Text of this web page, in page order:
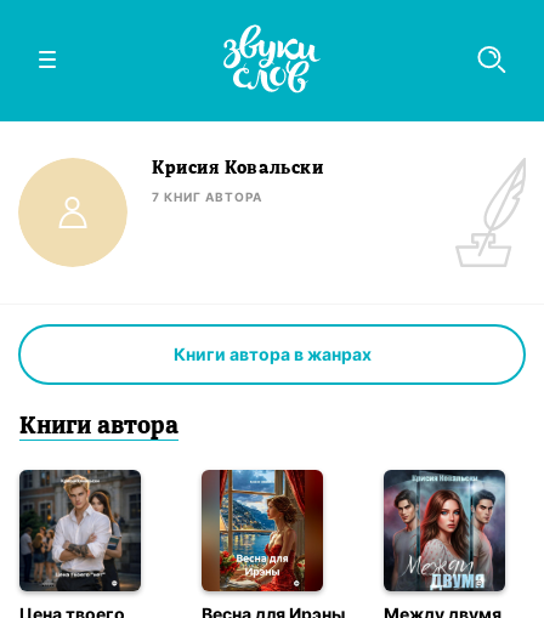
Крисия Ковальски
7 КНИГ АВТОРА
Книги автора в жанрах
Книги автора
Цена твоего
Весна для Ирэны
Между двумя